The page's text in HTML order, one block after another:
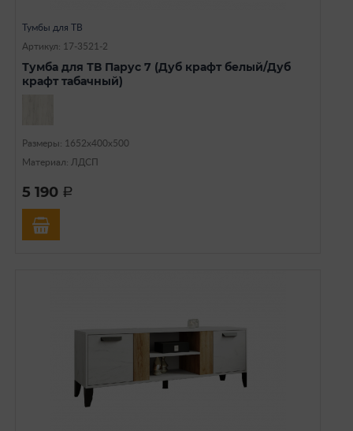
Тумбы для ТВ
Артикул: 17-3521-2
Тумба для ТВ Парус 7 (Дуб крафт белый/Дуб
крафт табачный)
Размеры: 1652х400х500
Материал: ЛДСП
5 190 a